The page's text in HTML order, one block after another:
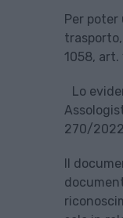
Per
1058, art.
Lo
270/
Il